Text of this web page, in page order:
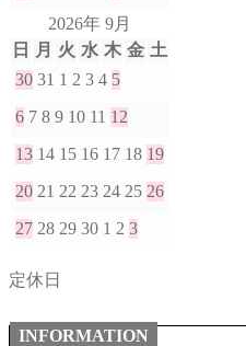
2026年 9月
日
月 火 水 木 金 土
30 31 1 2 3 4 5
6 7 8 9 10 11 12
13 14 15 16 17 18 19
20 21 22 23 24 25 26
27 28 29 30 1 2 3
定休日
INFORMATION